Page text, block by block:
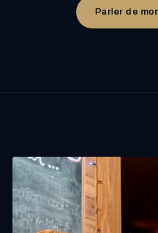
Parler de